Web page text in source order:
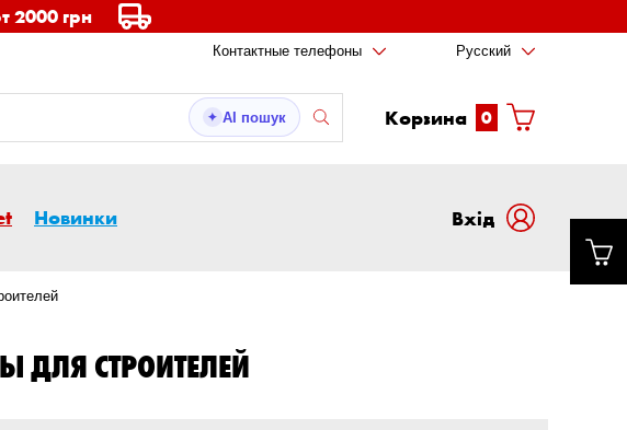
2000 грн
Контактные телефоны Русский
✦ AI пошук Корзина 0
Новинки Вxід
ДЛЯ СТРОИТЕЛЕЙ